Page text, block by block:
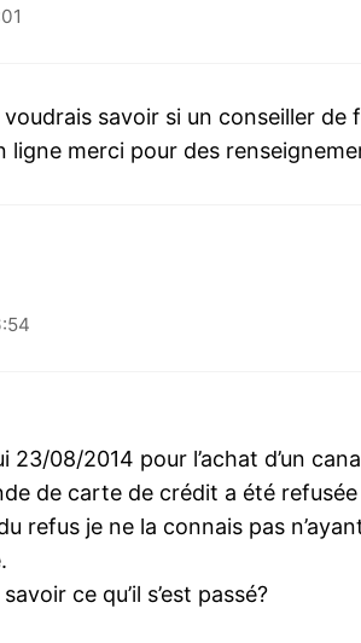
savoir si un conseiller de
ligne merci pour des
23/08/2014 pour l’achat d’un
de carte de crédit a été
refus je ne la connais pas
ce qu’il s’est passé?